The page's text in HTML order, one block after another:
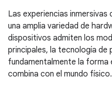
Las experiencias inmersivas
una amplia variedad de
dispositivos admiten los
principales, la tecnología de
fundamentalmente la forma
combina con el mundo físico.